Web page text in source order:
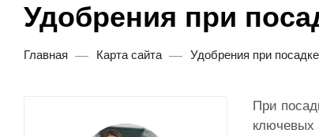
Удобрения при
Главная — Карта сайта — Удобрения при
При
ключевых